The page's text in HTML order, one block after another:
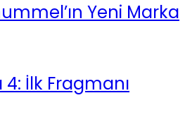
Yeni Marka
İlk Fragmanı